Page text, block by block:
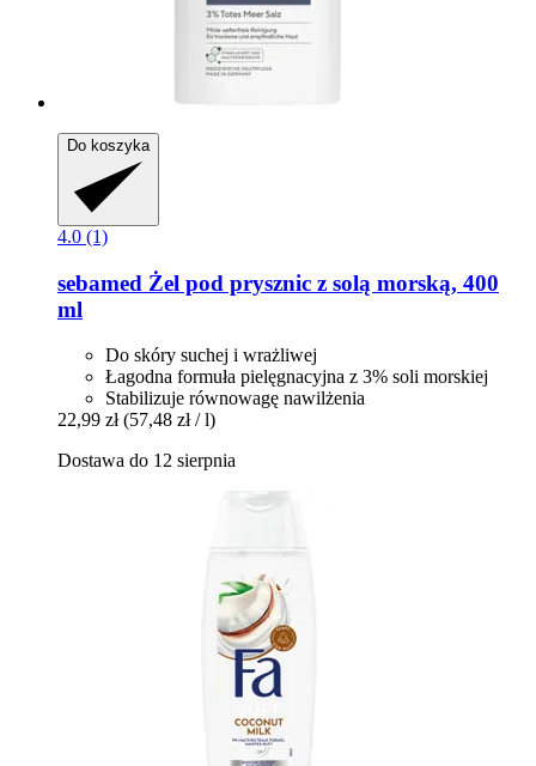
Do koszyka
4.0 (1)
sebamed Żel pod prysznic z solą morską, 400
ml
Do skóry suchej i wrażliwej
Łagodna formuła pielęgnacyjna z 3% soli morskiej
Stabilizuje równowagę nawilżenia
22,99 zł (57,48 zł / l)
Dostawa do 12 sierpnia